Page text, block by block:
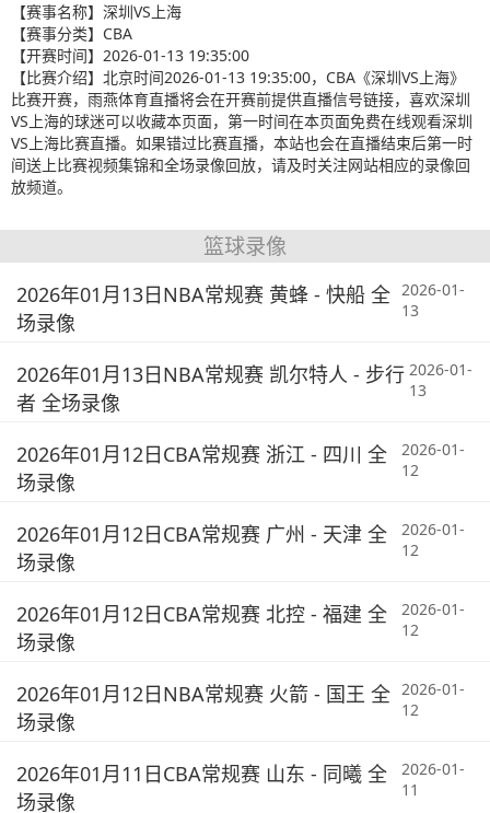
【赛事名称】 深圳VS上海
【赛事分类】 CBA
【开赛时间】 2026-01-13 19:35:00
【比赛介绍】 北京时间2026-01-13 19:35:00，CBA《深圳VS上海》
比赛开赛，雨燕体育直播将会在开赛前提供直播信号链接，喜欢深圳
VS上海的球迷可以收藏本页面，第一时间在本页面免费在线观看深圳
VS上海比赛直播。如果错过比赛直播，本站也会在直播结束后第一时
间送上比赛视频集锦和全场录像回放，请及时关注网站相应的录像回
放频道。
篮球录像
2026年01月13日NBA常规赛 黄蜂 - 快船 全
场录像
2026-01-
13
2026年01月13日NBA常规赛 凯尔特人 - 步行
者 全场录像
2026-01-
13
2026年01月12日CBA常规赛 浙江 - 四川 全
场录像
2026-01-
12
2026年01月12日CBA常规赛 广州 - 天津 全
场录像
2026-01-
12
2026年01月12日CBA常规赛 北控 - 福建 全
场录像
2026-01-
12
2026年01月12日NBA常规赛 火箭 - 国王 全
场录像
2026-01-
12
2026年01月11日CBA常规赛 山东 - 同曦 全
场录像
2026-01-
11